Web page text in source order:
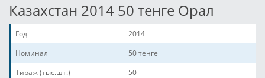
Казахстан 2014 50 тенге Орал
Год
2014
Номинал
50 тенге
Тираж (тыс.шт.)
50